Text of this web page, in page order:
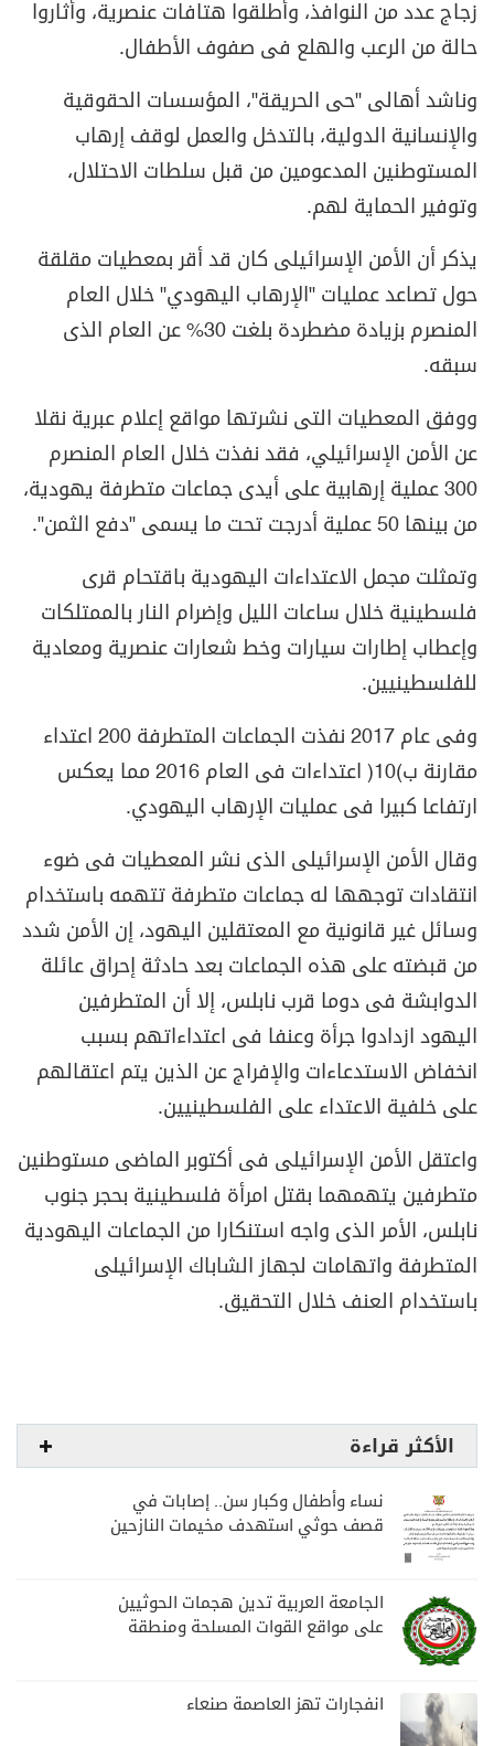
زجاج عدد من النوافذ، وأطلقوا هتافات عنصرية، وأثاروا
حالة من الرعب والهلع فى صفوف الأطفال.
وناشد أهالى "حى الحريقة"، المؤسسات الحقوقية
والإنسانية الدولية، بالتدخل والعمل لوقف إرهاب
المستوطنين المدعومين من قبل سلطات الاحتلال،
وتوفير الحماية لهم.
يذكر أن الأمن الإسرائيلى كان قد أقر بمعطيات مقلقة
حول تصاعد عمليات "الإرهاب اليهودي" خلال العام
المنصرم بزيادة مضطردة بلغت 30% عن العام الذى
سبقه.
ووفق المعطيات التى نشرتها مواقع إعلام عبرية نقلا
عن الأمن الإسرائيلي، فقد نفذت خلال العام المنصرم
300 عملية إرهابية على أيدى جماعات متطرفة يهودية،
من بينها 50 عملية أدرجت تحت ما يسمى "دفع الثمن".
وتمثلت مجمل الاعتداءات اليهودية باقتحام قرى
فلسطينية خلال ساعات الليل وإضرام النار بالممتلكات
وإعطاب إطارات سيارات وخط شعارات عنصرية ومعادية
للفلسطينيين.
وفى عام 2017 نفذت الجماعات المتطرفة 200 اعتداء
مقارنة ب(10) اعتداءات فى العام 2016 مما يعكس
ارتفاعا كبيرا فى عمليات الإرهاب اليهودي.
وقال الأمن الإسرائيلى الذى نشر المعطيات فى ضوء
انتقادات توجهها له جماعات متطرفة تتهمه باستخدام
وسائل غير قانونية مع المعتقلين اليهود، إن الأمن شدد
من قبضته على هذه الجماعات بعد حادثة إحراق عائلة
الدوابشة فى دوما قرب نابلس، إلا أن المتطرفين
اليهود ازدادوا جرأة وعنفا فى اعتداءاتهم بسبب
انخفاض الاستدعاءات والإفراج عن الذين يتم اعتقالهم
على خلفية الاعتداء على الفلسطينيين.
واعتقل الأمن الإسرائيلى فى أكتوبر الماضى مستوطنين
متطرفين يتهمهما بقتل امرأة فلسطينية بحجر جنوب
نابلس، الأمر الذى واجه استنكارا من الجماعات اليهودية
المتطرفة واتهامات لجهاز الشاباك الإسرائيلى
باستخدام العنف خلال التحقيق.
الأكثر قراءة
نساء وأطفال وكبار سن.. إصابات في
قصف حوثي استهدف مخيمات النازحين
الجامعة العربية تدين هجمات الحوثيين
على مواقع القوات المسلحة ومنطقة
انفجارات تهز العاصمة صنعاء